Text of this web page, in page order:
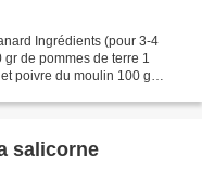
Ingrédients (pour 3-4
de pommes de terre 1
poivre du moulin 100 g
salicorne